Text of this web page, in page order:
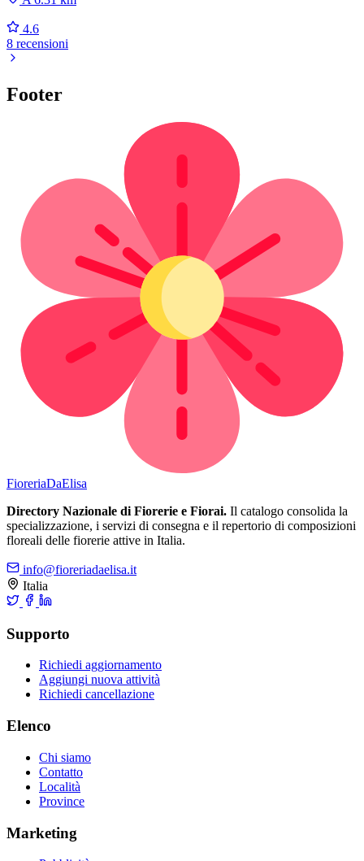
4.6
8 recensioni
Footer
FioreriaDaElisa
Directory Nazionale di Fiorerie e Fiorai. Il catalogo consolida la
specializzazione, i servizi di consegna e il repertorio di composizioni
floreali delle fiorerie attive in Italia.
info@fioreriadaelisa.it
Italia
Supporto
Richiedi aggiornamento
Aggiungi nuova attività
Richiedi cancellazione
Elenco
Chi siamo
Contatto
Località
Province
Marketing